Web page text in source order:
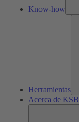
Know-how
Herramientas
Acerca de KSB